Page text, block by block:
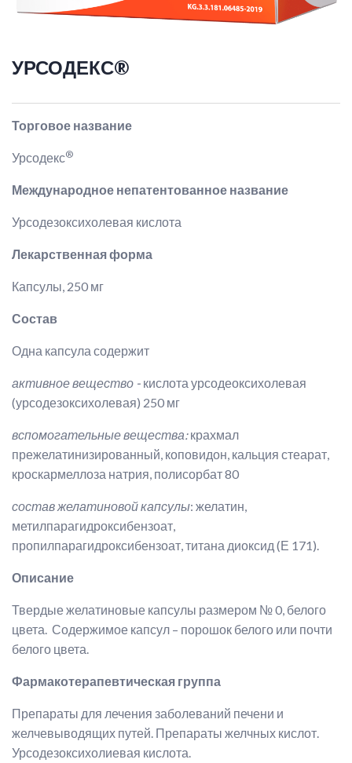
УРСОДЕКС®
Торговое название
Урсодекс®
Международное непатентованное название
Урсодезоксихолевая кислота
Лекарственная форма
Капсулы, 250 мг
Состав
Одна капсула содержит
активное вещество - кислота урсодеоксихолевая
(урсодезоксихолевая) 250 мг
вспомогательные вещества:крахмал
прежелатинизированный, коповидон, кальция стеарат,
кроскармеллоза натрия, полисорбат 80
состав желатиновой капсулы: желатин,
метилпарагидроксибензоат,
пропилпарагидроксибензоат, титана диоксид (Е 171).
Описание
Твердые желатиновые капсулы размером № 0, белого
цвета. Содержимое капсул – порошок белого или почти
белого цвета.
Фармакотерапевтическая группа
Препараты для лечения заболеваний печени и
желчевыводящих путей. Препараты желчных кислот.
Урсодезоксихолиевая кислота.